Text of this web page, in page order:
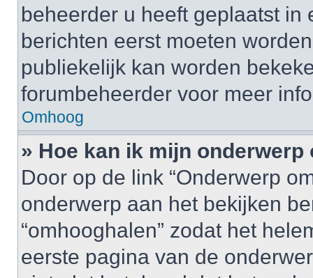
beheerder u heeft geplaatst
berichten eerst moeten
publiekelijk kan worden
forumbeheerder voor meer
Omhoog
» Hoe kan ik mijn onderwerp
Door op de link “Onderwerp
onderwerp aan het bekijken
“omhooghalen” zodat het
eerste pagina van de